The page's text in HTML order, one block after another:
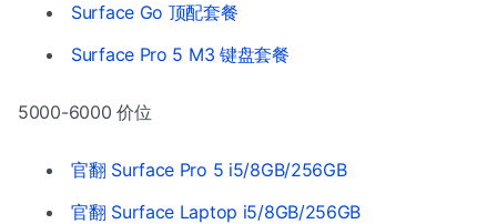
Surface Go 顶配套餐
Surface Pro 5 M3 键盘套餐
5000-6000 价位
官翻 Surface Pro 5 i5/8GB/256GB
官翻 Surface Laptop i5/8GB/256GB